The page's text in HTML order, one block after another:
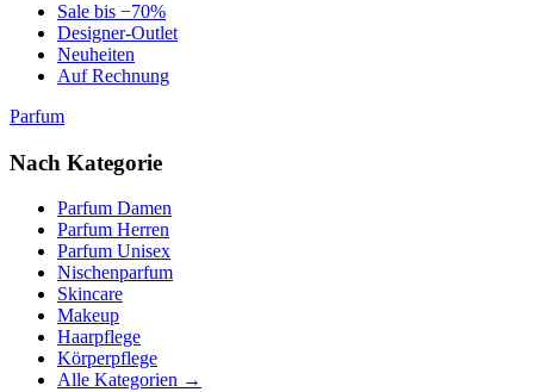
Sale bis −70%
Designer-Outlet
Neuheiten
Auf Rechnung
Parfum
Nach Kategorie
Parfum Damen
Parfum Herren
Parfum Unisex
Nischenparfum
Skincare
Makeup
Haarpflege
Körperpflege
Alle Kategorien →